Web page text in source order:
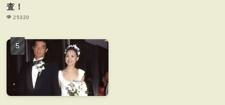
査！
25320